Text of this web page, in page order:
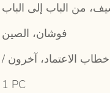
من الباب إلى الباب
فوشان، الصين
الاعتماد، آخرون
1 PC